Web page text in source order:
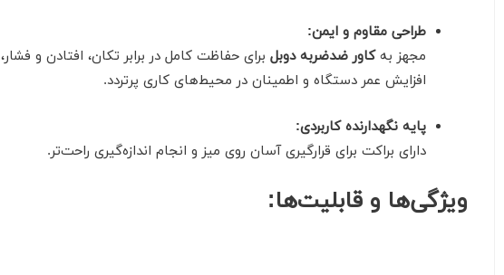
طراحی مقاوم و ایمن:
مجهز بهکاور ضدضربه دوبل برای حفاظت کامل در برابر تکان، افتادن و فشار،
افزایش عمر دستگاه و اطمینان در محیط‌های کاری پرتردد.
پایه نگهدارنده کاربردی:
دارای براکت برای قرارگیری آسان روی میز و انجام اندازه‌گیری راحت‌تر.
ویژگی‌ها و قابلیت‌ها: